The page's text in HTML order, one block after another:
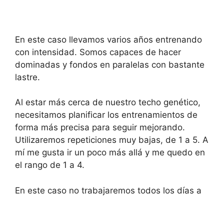
En este caso llevamos varios años entrenando
con intensidad. Somos capaces de hacer
dominadas y fondos en paralelas con bastante
lastre.
Al estar más cerca de nuestro techo genético,
necesitamos planificar los entrenamientos de
forma más precisa para seguir mejorando.
Utilizaremos repeticiones muy bajas, de 1 a 5. A
mí me gusta ir un poco más allá y me quedo en
el rango de 1 a 4.
En este caso no trabajaremos todos los días a